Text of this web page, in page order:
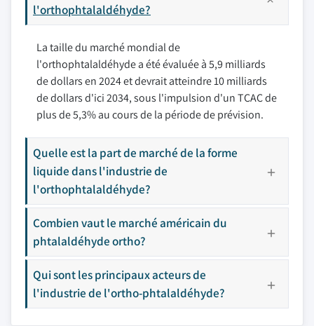
l'orthophtalaldéhyde?
La taille du marché mondial de
l'orthophtalaldéhyde a été évaluée à 5,9 milliards
de dollars en 2024 et devrait atteindre 10 milliards
de dollars d'ici 2034, sous l'impulsion d'un TCAC de
plus de 5,3% au cours de la période de prévision.
Quelle est la part de marché de la forme
liquide dans l'industrie de
l'orthophtalaldéhyde?
Combien vaut le marché américain du
phtalaldéhyde ortho?
Qui sont les principaux acteurs de
l'industrie de l'ortho-phtalaldéhyde?